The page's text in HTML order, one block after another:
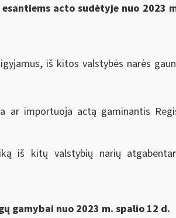
acto sudėtyje nuo 2023
iš kitos valstybės narės
ar importuoja actą gaminantis
iš kitų valstybių narių
gamybai nuo 2023 m. spalio 12 d.